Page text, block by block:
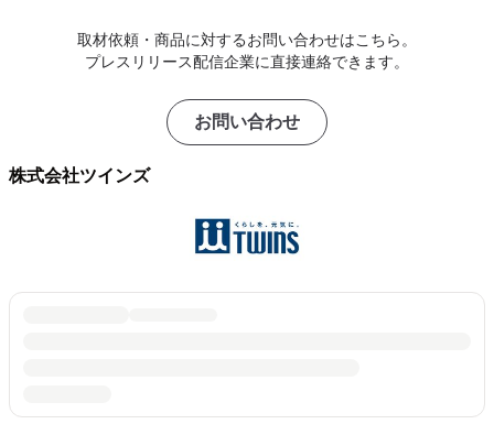
取材依頼・商品に対するお問い合わせはこちら。
プレスリリース配信企業に直接連絡できます。
お問い合わせ
株式会社ツインズ